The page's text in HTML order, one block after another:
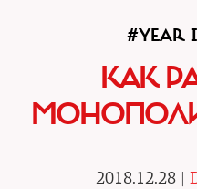
#YEAR
КАК
2018.12.28 |